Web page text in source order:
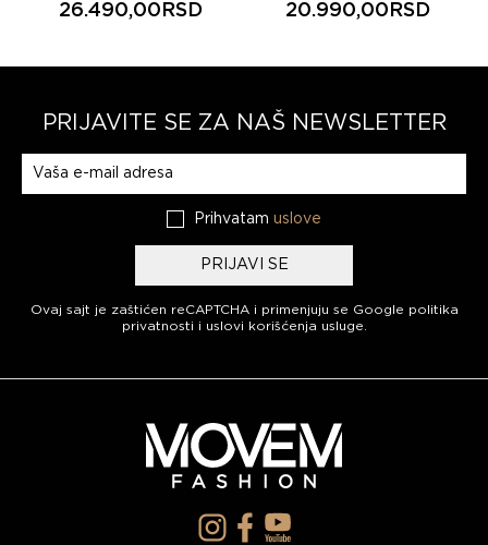
26.490,00RSD 20.990,00RSD
PRIJAVITE SE ZA NAŠ NEWSLETTER
Prihvatam uslove
PRIJAVI SE
Ovaj sajt je zaštićen reCAPTCHA i primenjuju se Google politika
privatnosti i uslovi korišćenja usluge